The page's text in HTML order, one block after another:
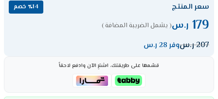
سعر المنتج ٪14 خصم
179 ر.س( يشمل الضريبة المضافة )
207ر.سوفر 28 ر.س
قسّمها على طريقتك، اشترِ الآن وادفع لاحقاً